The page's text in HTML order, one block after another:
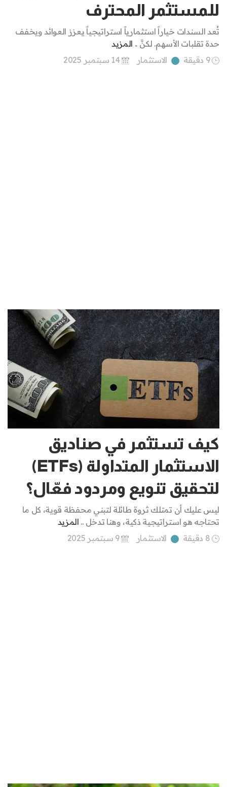
للمستثمر المحترف
تُعد السندات خياراً استثمارياً استراتيجياً يعزز العوائد ويخفف
حدة تقلبات الأسهم. لكنَّ .. المزيد
9 دقيقة
الاستثمار 14 سبتمبر 2025
كيف تستثمر في صناديق
الاستثمار المتداولة (ETFs)
لتحقيق تنويع ومردود فعّال؟
ليس عليك أن تمتلك ثروة طائلة لتبني محفظة قوية، كل ما
تحتاجه هو استراتيجية ذكية، وهنا تدخل .. المزيد
8 دقيقة
الاستثمار 9 سبتمبر 2025